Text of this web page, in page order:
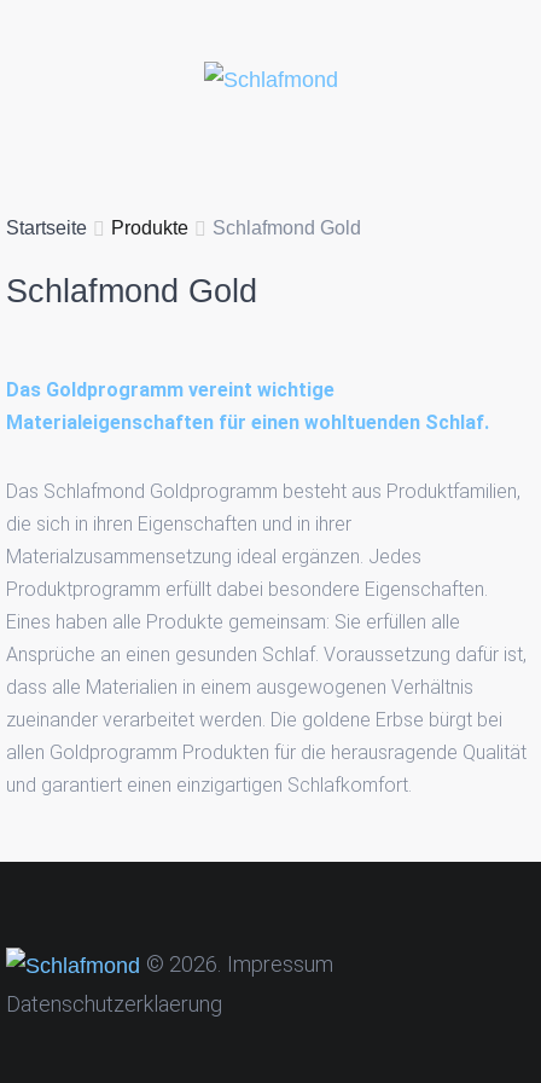
Startseite Produkte Schlafmond Gold
Schlafmond Gold
Das Goldprogramm vereint wichtige
Materialeigenschaften für einen wohltuenden Schlaf.
Das Schlafmond Goldprogramm besteht aus Produktfamilien,
die sich in ihren Eigenschaften und in ihrer
Materialzusammensetzung ideal ergänzen. Jedes
Produktprogramm erfüllt dabei besondere Eigenschaften.
Eines haben alle Produkte gemeinsam: Sie erfüllen alle
Ansprüche an einen gesunden Schlaf. Voraussetzung dafür ist,
dass alle Materialien in einem ausgewogenen Verhältnis
zueinander verarbeitet werden. Die goldene Erbse bürgt bei
allen Goldprogramm Produkten für die herausragende Qualität
und garantiert einen einzigartigen Schlafkomfort.
© 2026 Impressum
Datenschutzerklaerung